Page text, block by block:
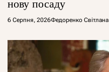
нову посаду
6 Серпня, 2026Федоренко Світлана